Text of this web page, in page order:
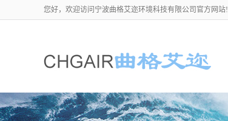
您好，欢迎访问宁波曲格艾迩环境科技有限公司官方网站!